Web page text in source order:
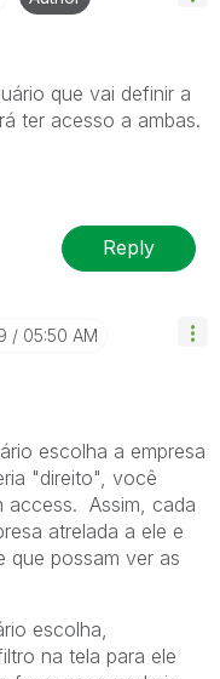
que vai definir a
ter acesso a ambas.
Reply
05:50 AM
escolha a empresa
"direito", você
access. Assim, cada
atrelada a ele e
que possam ver as
escolha,
na tela para ele